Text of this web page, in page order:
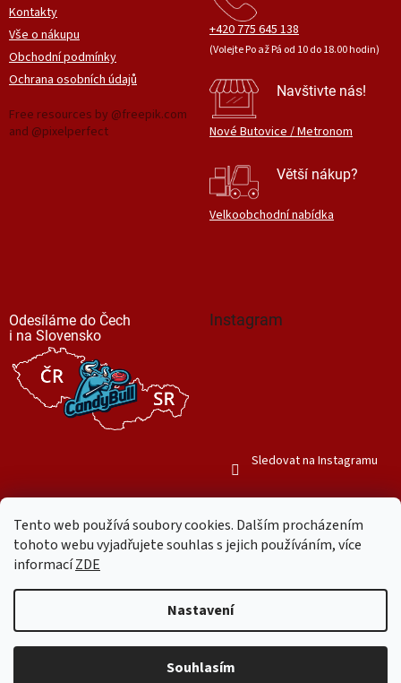
Tento web používá soubory cookies. Dalším procházením
tohoto webu vyjadřujete souhlas s jejich používáním, více
informacíZDE
Nastavení
Souhlasím
Kontakty
Vše o nákupu
Obchodní podmínky
Ochrana osobních údajů
Free resources by @freepik.com
and @pixelperfect
+420 775 645 138
(Volejte Po až Pá od 10 do 18.00 hodin)
Navštivte nás!
Nové Butovice / Metronom
Větší nákup?
Velkoobchodní nabídka
Odesíláme do Čech
i na Slovensko
Instagram
Sledovat na Instagramu
Copyright 2026Mr. Candy Bull. Všechna práva vyhrazena.Upravit
nastavení cookies